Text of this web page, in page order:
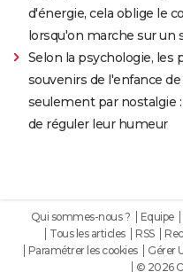
d'énergie, cela oblige le
lorsqu'on marche sur un
Selon la psychologie, les
souvenirs de l'enfance
seulement par nostalgie
de réguler leur humeur
Qui sommes-nous ? Equipe
Tous les articles
RSS
Paramétrer les cookies
Gérer
© 2026